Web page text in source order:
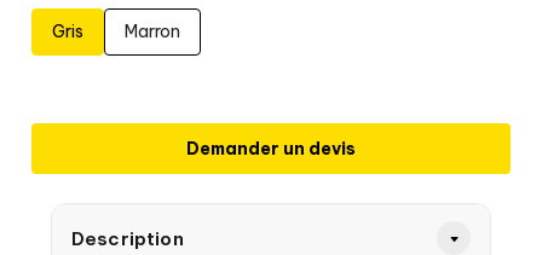
Gris Marron
Demander un devis
Description